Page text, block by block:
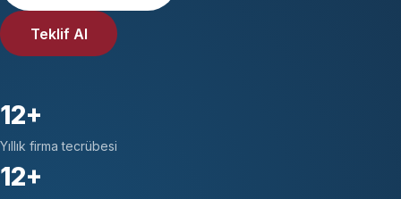
Teklif Al
12+
Yıllık firma tecrübesi
12+